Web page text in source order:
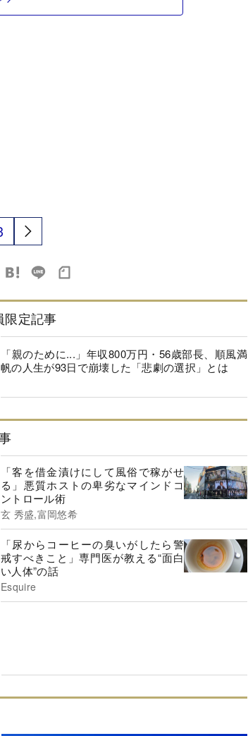
限定記事
「親のために...」年収800万円・56歳部長、順風満
帆の人生が93日で崩壊した「悲劇の選択」とは
「客を借金漬けにして風俗で稼がせ
る」悪質ホストの卑劣なマインドコ
ントロール術
玄 秀盛,富岡悠希
「尿からコーヒーの臭いがしたら警
戒すべきこと」専門医が教える“面白
い人体”の話
Esquire